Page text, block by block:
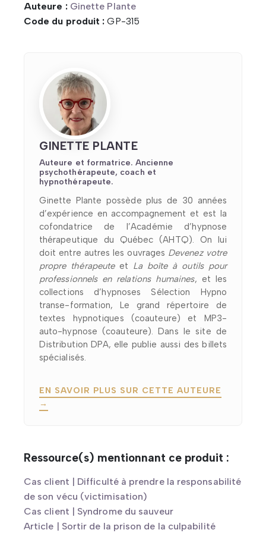
Auteure : Ginette Plante
Code du produit : GP-315
GINETTE PLANTE
Auteure et formatrice. Ancienne
psychothérapeute, coach et
hypnothérapeute.
Ginette Plante possède plus de 30 années
d’expérience en accompagnement et est la
cofondatrice de l’Académie d’hypnose
thérapeutique du Québec (AHTQ). On lui
doit entre autres les ouvrages Devenez votre
propre thérapeuteet La boîte à outils pour
professionnels en relations humaines, et les
collections d’hypnoses Sélection Hypno
transe-formation, Le grand répertoire de
textes hypnotiques (coauteure) et MP3-
auto-hypnose (coauteure). Dans le site de
Distribution DPA, elle publie aussi des billets
spécialisés.
EN SAVOIR PLUS SUR CETTE AUTEURE
→
Ressource(s) mentionnant ce produit :
Cas client | Difficulté à prendre la responsabilité
de son vécu (victimisation)
Cas client | Syndrome du sauveur
Article | Sortir de la prison de la culpabilité